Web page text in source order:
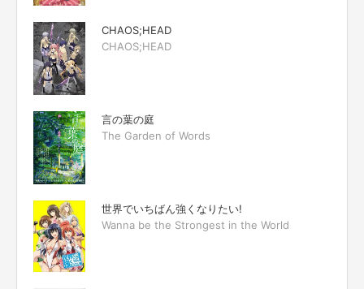
CHAOS;HEAD
CHAOS;HEAD
言の葉の庭
The Garden of Words
世界でいちばん強くなりたい!
Wanna be the Strongest in the World